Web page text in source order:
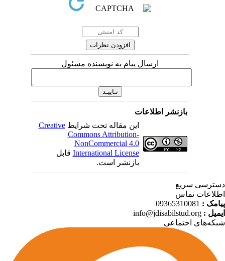
ارسال پیام به نویسنده مسئول
بازنشر اطلاعات
این مقاله تحت شرایطCreative
Commons Attribution-
NonCommercial 4.0
International Licenseقابل
بازنشر است.
سریع
تماس
:
09365310081
:
info@jdisabilstud.org
اجتماعی